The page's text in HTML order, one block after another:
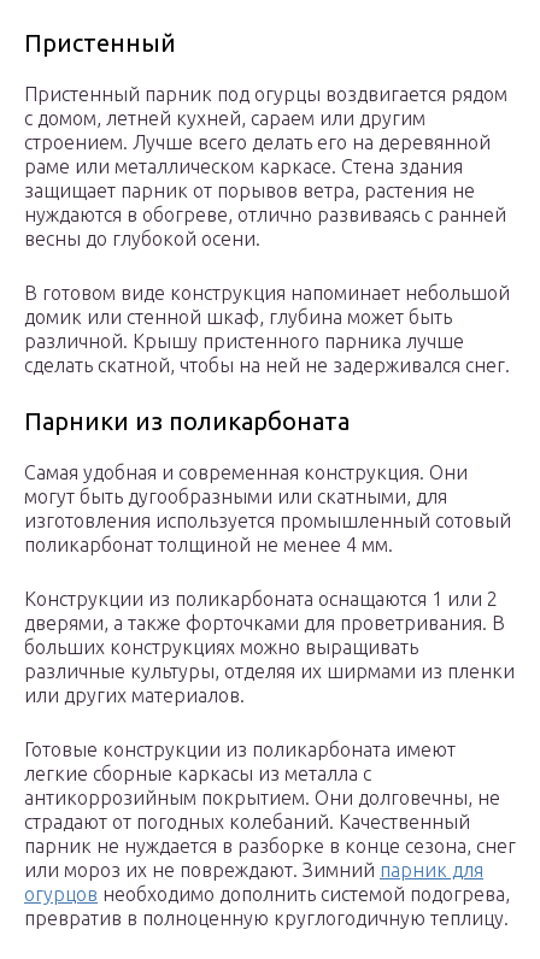
Пристенный
Пристенный парник под огурцы воздвигается рядом
с домом, летней кухней, сараем или другим
строением. Лучше всего делать его на деревянной
раме или металлическом каркасе. Стена здания
защищает парник от порывов ветра, растения не
нуждаются в обогреве, отлично развиваясь с ранней
весны до глубокой осени.
В готовом виде конструкция напоминает небольшой
домик или стенной шкаф, глубина может быть
различной. Крышу пристенного парника лучше
сделать скатной, чтобы на ней не задерживался снег.
Парники из поликарбоната
Самая удобная и современная конструкция. Они
могут быть дугообразными или скатными, для
изготовления используется промышленный сотовый
поликарбонат толщиной не менее 4 мм.
Конструкции из поликарбоната оснащаются 1 или 2
дверями, а также форточками для проветривания. В
больших конструкциях можно выращивать
различные культуры, отделяя их ширмами из пленки
или других материалов.
Готовые конструкции из поликарбоната имеют
легкие сборные каркасы из металла с
антикоррозийным покрытием. Они долговечны, не
страдают от погодных колебаний. Качественный
парник не нуждается в разборке в конце сезона, снег
или мороз их не повреждают. Зимний парник для
огурцов необходимо дополнить системой подогрева,
превратив в полноценную круглогодичную теплицу.